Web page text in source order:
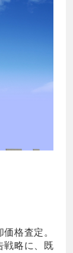
格査定。
戦略に、既